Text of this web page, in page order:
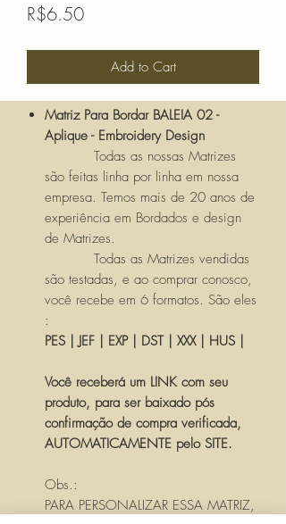
R$6.50Price
Add to Cart
Matriz Para Bordar BALEIA 02 -
Aplique - Embroidery Design
Todas as nossas Matrizes
são feitas linha por linha em nossa
empresa. Temos mais de 20 anos de
experiência em Bordados e design
de Matrizes.
Todas as Matrizes vendidas
são testadas, e ao comprar conosco,
você recebe em 6 formatos. São eles
:
PES | JEF | EXP | DST | XXX | HUS |
Você receberá um LINK com seu
produto, para ser baixado pós
confirmação de compra verificada,
AUTOMATICAMENTE pelo SITE.
Obs.:
PARA PERSONALIZAR ESSA MATRIZ,